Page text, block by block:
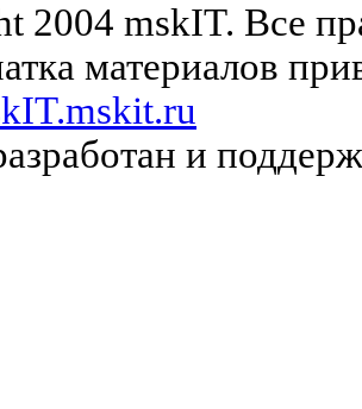
2004 mskIT. Все
материалов
и